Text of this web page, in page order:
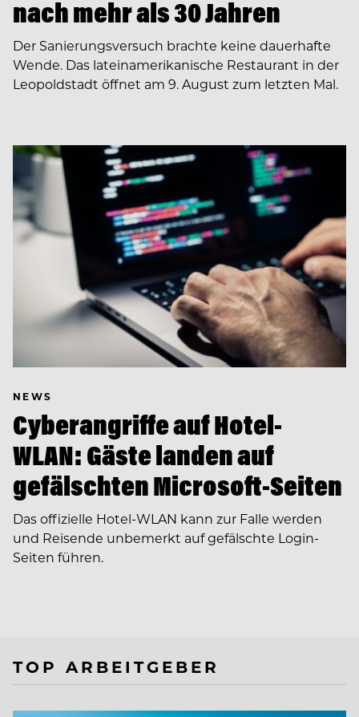
nach mehr als 30 Jahren
Der Sanierungsversuch brachte keine dauerhafte
Wende. Das lateinamerikanische Restaurant in der
Leopoldstadt öffnet am 9. August zum letzten Mal.
NEWS
Cyberangriffe auf Hotel-
WLAN: Gäste landen auf
gefälschten Microsoft-Seiten
Das offizielle Hotel-WLAN kann zur Falle werden
und Reisende unbemerkt auf gefälschte Login-
Seiten führen.
TOP ARBEITGEBER